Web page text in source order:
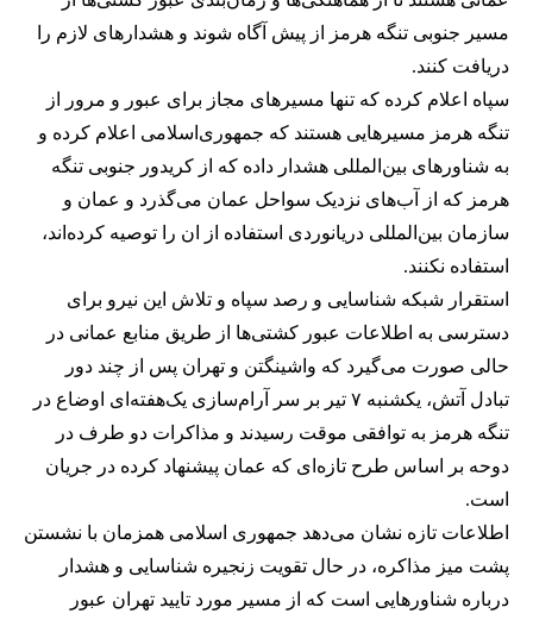
مسیر جنوبی تنگه هرمز از پیش آگاه شوند و هشدارهای لازم را
دریافت کنند.
سپاه اعلام کرده که تنها مسیرهای مجاز برای عبور و مرور از
تنگه هرمز مسیرهایی هستند که جمهوری‌اسلامی اعلام کرده و
به شناورهای بین‌المللی هشدار داده که از کریدور جنوبی تنگه
هرمز که از آب‌های نزدیک سواحل عمان می‌گذرد و عمان و
سازمان بین‌المللی دریانوردی استفاده از ان را توصیه کرده‌اند،
استفاده نکنند.
استقرار شبکه شناسایی و رصد سپاه و تلاش این نیرو برای
دسترسی به اطلاعات عبور کشتی‌ها از طریق منابع عمانی در
حالی صورت می‌گیرد که واشینگتن و تهران پس از چند دور
تبادل آتش، یکشنبه ۷ تیر بر سر آرام‌سازی یک‌هفته‌ای اوضاع در
تنگه هرمز به توافقی موقت رسیدند و مذاکرات دو طرف در
دوحه بر اساس طرح تازه‌ای که عمان پیشنهاد کرده در جریان
است.
اطلاعات تازه نشان می‌دهد جمهوری اسلامی همزمان با نشستن
پشت میز مذاکره، در حال تقویت زنجیره شناسایی و هشدار
درباره شناورهایی است که از مسیر مورد تایید تهران عبور